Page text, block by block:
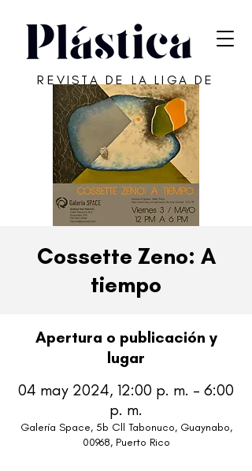
REVISTA DE LA LIGA DE
ARTE DE SAN JUAN
Cossette Zeno: A
tiempo
Apertura o publicación y
lugar
04 may 2024, 12:00 p. m. – 6:00
p. m.
Galería Space, 5b Cll Tabonuco, Guaynabo,
00968, Puerto Rico